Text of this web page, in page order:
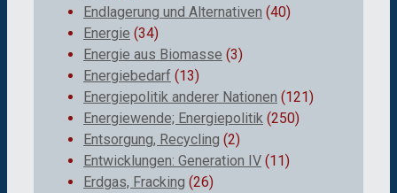
Endlagerung und Alternativen (40)
Energie (34)
Energie aus Biomasse (3)
Energiebedarf (13)
Energiepolitik anderer Nationen (121)
Energiewende; Energiepolitik (250)
Entsorgung, Recycling (2)
Entwicklungen: Generation IV (11)
Erdgas, Fracking (26)